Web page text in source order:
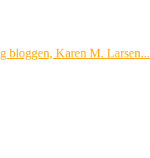
bloggen, Karen M. Larsen...